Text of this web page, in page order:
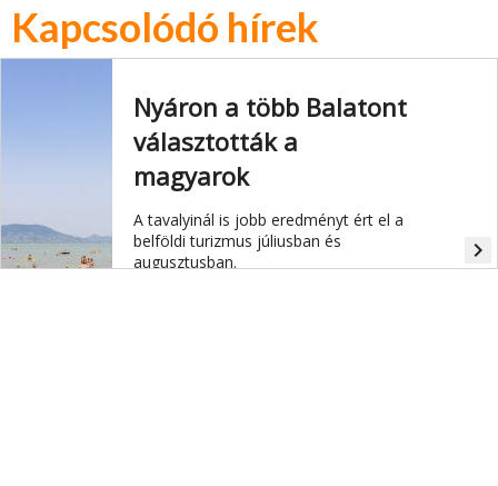
Kapcsolódó hírek
Nyáron a több Balatont
választották a
magyarok
A tavalyinál is jobb eredményt ért el a
belföldi turizmus júliusban és
augusztusban.
navigate_next